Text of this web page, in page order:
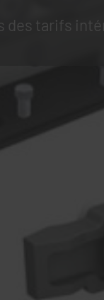
des tarifs